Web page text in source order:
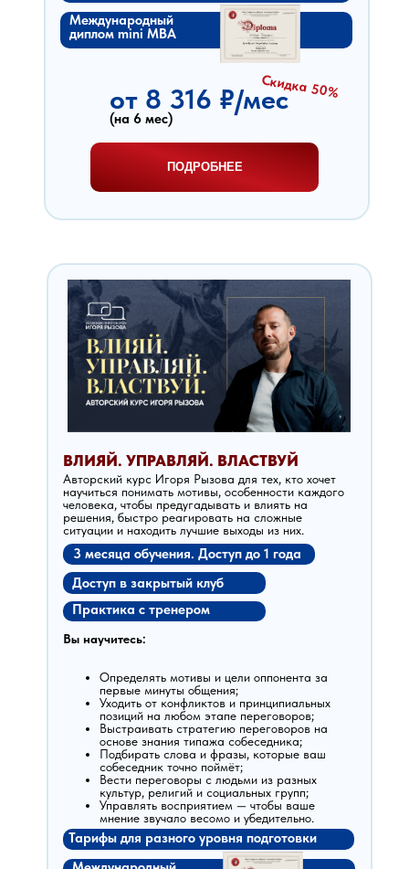
от 8 316 ₽/месСкидка 50%
(на 6 мес)
Международный
диплом mini MBA
ПОДРОБНЕЕ
ВЛИЯЙ. УПРАВЛЯЙ. ВЛАСТВУЙ
Авторский курс Игоря Рызова для тех, кто хочет
научиться понимать мотивы, особенности каждого
человека, чтобы предугадывать и влиять на
решения, быстро реагировать на сложные
ситуации и находить лучшие выходы из них.
Вы научитесь:
Определять мотивы и цели оппонента за
первые минуты общения;
Уходить от конфликтов и принципиальных
позиций на любом этапе переговоров;
Выстраивать стратегию переговоров на
основе знания типажа собеседника;
Подбирать слова и фразы, которые ваш
собеседник точно поймёт;
Вести переговоры с людьми из разных
культур, религий и социальных групп;
Управлять восприятием — чтобы ваше
мнение звучало весомо и убедительно.
Тарифы для разного уровня подготовки
Практика с тренером
Доступ в закрытый клуб
3 месяца обучения. Доступ до 1 года